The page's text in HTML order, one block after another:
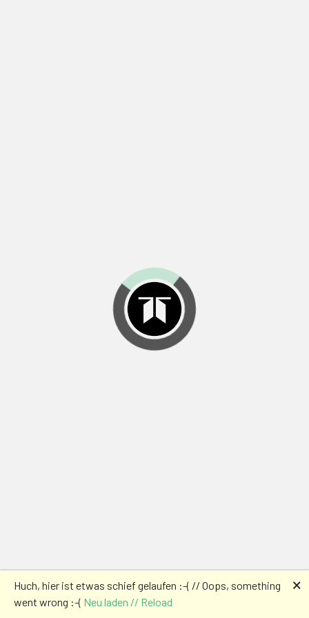
Huch, hier ist etwas schief gelaufen :-( // Oops, something
went wrong :-( Neu laden // Reload
🗙